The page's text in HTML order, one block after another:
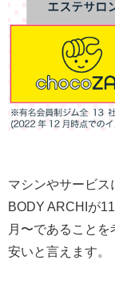
マシンやサービ
BODY ARCHIが
月〜であること
安いと言えます。